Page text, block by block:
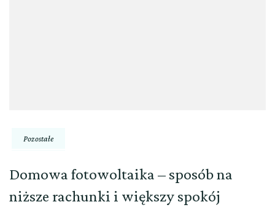
Pozostałe
Domowa fotowoltaika – sposób na
niższe rachunki i większy spokój